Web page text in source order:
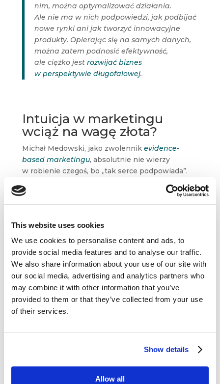
This website uses cookies
We use cookies to personalise content and ads, to
provide social media features and to analyse our traffic.
We also share information about your use of our site with
our social media, advertising and analytics partners who
may combine it with other information that you’ve
provided to them or that they’ve collected from your use
of their services.
Show details
Allow all
nim, można optymalizować działania.
Ale nie ma w nich podpowiedzi, jak podbijać
nowe rynki ani jak tworzyć innowacyjne
produkty. Opierając się na samych danych,
można zatem podnosić efektywność,
ale ciężko jest rozwijać biznes
w perspektywie długofalowej.
Intuicja w marketingu
wciąż na wagę złota?
Michał Medowski, jako zwolennik evidence-
based marketingu, absolutnie nie wierzy
w robienie czegoś, bo „tak serce podpowiada”.
Ignorowanie danych to ciężki grzech w biznesie.
Ale mimo to,
nie kwestionuje znaczenia
intuicji.
– Mam tu na myśli intuicję, rozumianą jako
że dziś na stanowisku marketera może usiąść
każdy, przejrzeć raporty i dane, po czym podjąć
właściwą decyzję. Nie bez przyczyny eksperci,
którzy pracują dekadę w określonej branży,
potrafią pewne rzeczy przewidzieć i mają
zdanie na temat rzeczywistości. Ale im pomaga
intuicja, która nie jest tajemniczym
kompetencji, ogólnym zrozumieniem i „czuciem”
Medowski.